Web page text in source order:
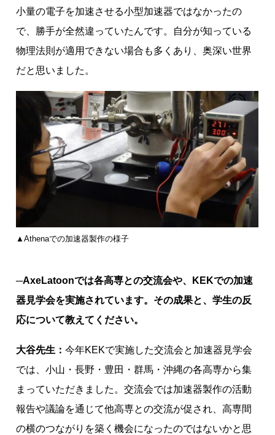
小量の電子を加速させる小型加速器ではなかったの
で、勝手が全然違っていたんです。自分が知っている
物理法則が適用できない場合も多くあり、奥深い世界
だと思いました。
▲Athenaでの加速器製作の様子
─AxeLatoonでは各高専との交流会や、KEKでの加速
器見学会を実施されています。その成果と、学生の反
応について教えてください。
大谷先生：今年KEKで実施した交流会と加速器見学会
では、小山・長野・豊田・群馬・沖縄の各高専から集
まっていただきました。交流会では加速器製作の活動
報告や議論を通じて他高専との交流が促され、高専間
の横のつながりを築く機会になったのではないかと思